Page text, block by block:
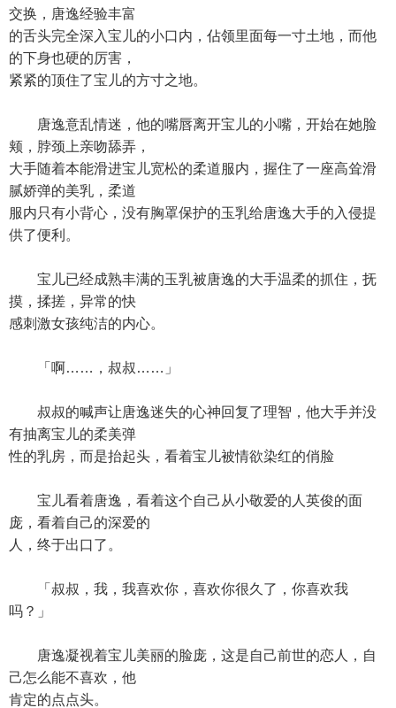
交换，唐逸经验丰富
的舌头完全深入宝儿的小口内，佔领里面每一寸土地，而他
的下身也硬的厉害，
紧紧的顶住了宝儿的方寸之地。
唐逸意乱情迷，他的嘴唇离开宝儿的小嘴，开始在她脸
颊，脖颈上亲吻舔弄，
大手随着本能滑进宝儿宽松的柔道服内，握住了一座高耸滑
腻娇弹的美乳，柔道
服内只有小背心，没有胸罩保护的玉乳给唐逸大手的入侵提
供了便利。
宝儿已经成熟丰满的玉乳被唐逸的大手温柔的抓住，抚
摸，揉搓，异常的快
感刺激女孩纯洁的内心。
「啊……，叔叔……」
叔叔的喊声让唐逸迷失的心神回复了理智，他大手并没
有抽离宝儿的柔美弹
性的乳房，而是抬起头，看着宝儿被情欲染红的俏脸
宝儿看着唐逸，看着这个自己从小敬爱的人英俊的面
庞，看着自己的深爱的
人，终于出口了。
「叔叔，我，我喜欢你，喜欢你很久了，你喜欢我
吗？」
唐逸凝视着宝儿美丽的脸庞，这是自己前世的恋人，自
己怎么能不喜欢，他
肯定的点点头。